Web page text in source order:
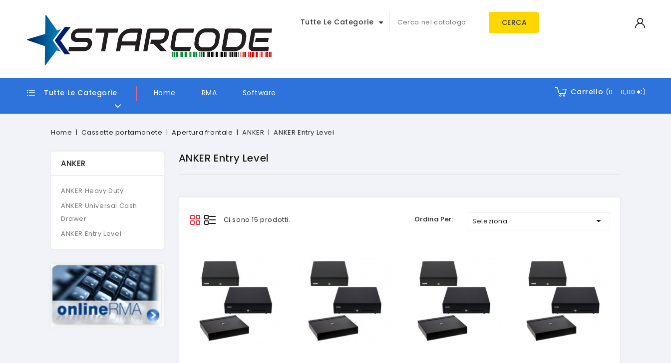
Tutte Le Categorie CERCA
Tutte Le Categorie Home RMA Software Carrello (0 - 0,00 €)
Home Cassette portamonete Apertura frontale ANKER ANKER Entry Level
ANKER
ANKER Heavy Duty
ANKER Universal Cash
Drawer
ANKER Entry Level
ANKER Entry Level
Ci sono 15 prodotti. Ordina Per: Seleziona 